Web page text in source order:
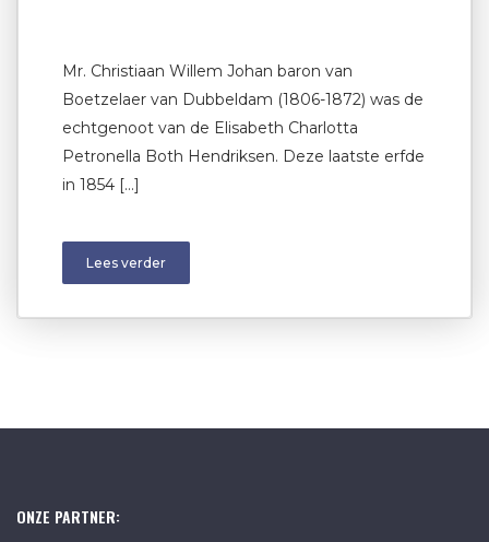
Mr. Christiaan Willem Johan baron van
Boetzelaer van Dubbeldam (1806-1872) was de
echtgenoot van de Elisabeth Charlotta
Petronella Both Hendriksen. Deze laatste erfde
in 1854 […]
Lees verder
ONZE PARTNER: